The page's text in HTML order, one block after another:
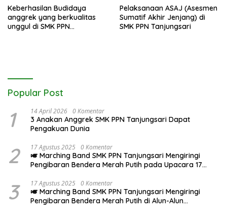
SMK PPN Tanjungsari
Keberhasilan Budidaya
anggrek yang berkualitas
unggul di SMK PPN
Pelaksanaan ASAJ (Asesmen
Sumatif Akhir Jenjang) di
SMK PPN Tanjungsari
Popular Post
1 14 April 2026 0 Komentar
3 Anakan Anggrek SMK PPN Tanjungsari Dapat
Pengakuan Dunia
2 17 Agustus 2025 0 Komentar
🎺 Marching Band SMK PPN Tanjungsari Mengiringi
Pengibaran Bendera Merah Putih pada Upacara 17
3 17 Agustus 2025 0 Komentar
🎺 Marching Band SMK PPN Tanjungsari Mengiringi
Pengibaran Bendera Merah Putih di Alun-Alun